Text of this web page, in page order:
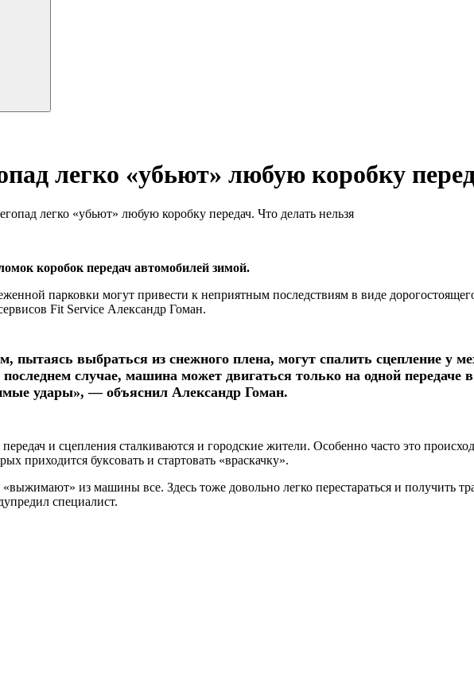
легко «убьют» любую коробку
легко «убьют» любую коробку передач. Что делать нельзя
коробок передач автомобилей зимой.
парковки могут привести к неприятным последствиям в виде
Fit Service Александр Гоман.
пытаясь выбраться из снежного плена, могут спалить сцепление у
последнем случае, машина может двигаться только на одной
удары», — объяснил Александр Гоман.
и сцепления сталкиваются и городские жители. Особенно часто это
приходится буксовать и стартовать «враскачку».
из машины все. Здесь тоже довольно легко перестараться и получить
специалист.